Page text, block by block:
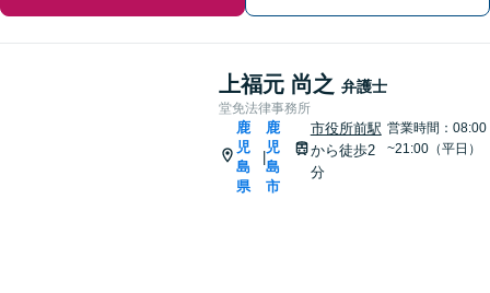
上福元 尚之 弁護士
堂免法律事務所
鹿
児
島
県
|
鹿
児
島
市
市役所前駅
から徒歩2
分
営業時間：08:00
~21:00（平日）